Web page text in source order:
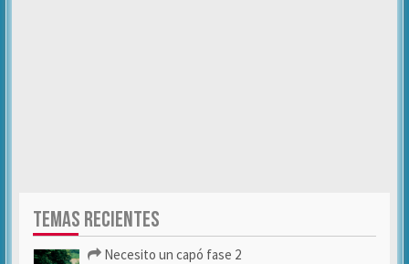
TEMAS RECIENTES
Necesito un capó fase 2